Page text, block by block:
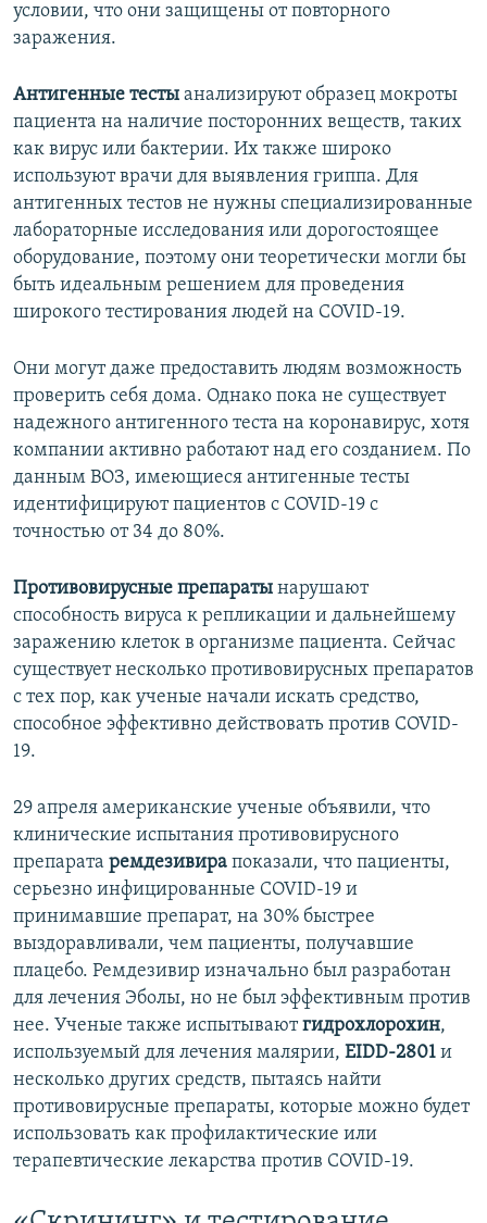
условии, что они защищены от повторного
заражения.
Антигенные тесты анализируют образец мокроты
пациента на наличие посторонних веществ, таких
как вирус или бактерии. Их также широко
используют врачи для выявления гриппа. Для
антигенных тестов не нужны специализированные
лабораторные исследования или дорогостоящее
оборудование, поэтому они теоретически могли бы
быть идеальным решением для проведения
широкого тестирования людей на COVID-19.
Они могут даже предоставить людям возможность
проверить себя дома. Однако пока не существует
надежного антигенного теста на коронавирус, хотя
компании активно работают над его созданием. По
данным ВОЗ, имеющиеся антигенные тесты
идентифицируют пациентов с COVID-19 с
точностью от 34 до 80%.
Противовирусные препараты нарушают
способность вируса к репликации и дальнейшему
заражению клеток в организме пациента. Сейчас
существует несколько противовирусных препаратов
с тех пор, как ученые начали искать средство,
способное эффективно действовать против COVID-
19.
29 апреля американские ученые объявили, что
клинические испытания противовирусного
препарата ремдезивира показали, что пациенты,
серьезно инфицированные COVID-19 и
принимавшие препарат, на 30% быстрее
выздоравливали, чем пациенты, получавшие
плацебо. Ремдезивир изначально был разработан
для лечения Эболы, но не был эффективным против
нее. Ученые также испытываютгидрохлорохин,
используемый для лечения малярии, EIDD-2801 и
несколько других средств, пытаясь найти
противовирусные препараты, которые можно будет
использовать как профилактические или
терапевтические лекарства против COVID-19.